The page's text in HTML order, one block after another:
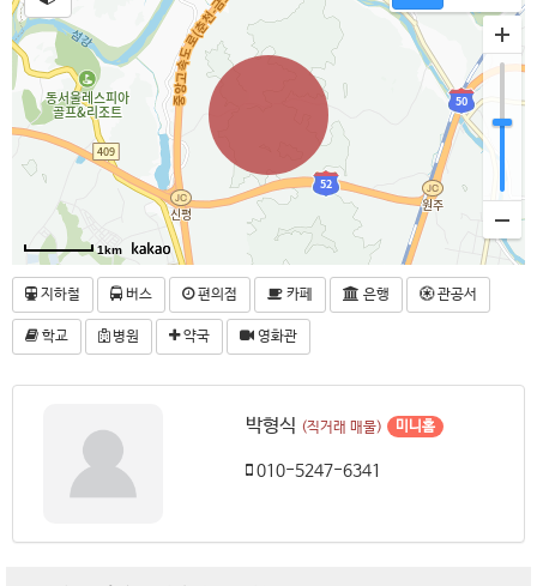
1km
지하철 버스 편의점 카페 은행 관공서
학교 병원 약국 영화관
박형식 (직거래 매물) 미니홈
010-5247-6341